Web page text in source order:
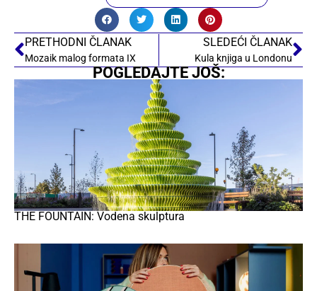
PRETHODNI ČLANAK
Mozaik malog formata IX
SLEDEĆI ČLANAK
Kula knjiga u Londonu
POGLEDAJTE JOŠ:
THE FOUNTAIN: Vodena skulptura